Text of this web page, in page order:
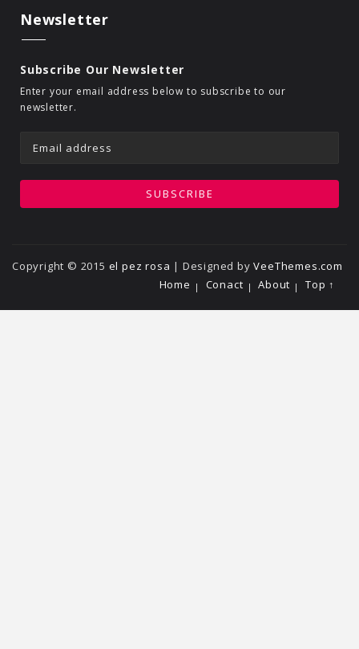
Newsletter
Subscribe Our Newsletter
Enter your email address below to subscribe to our
newsletter.
Copyright © 2015 el pez rosa | Designed byVeeThemes.com
Home
Conact About Top ↑